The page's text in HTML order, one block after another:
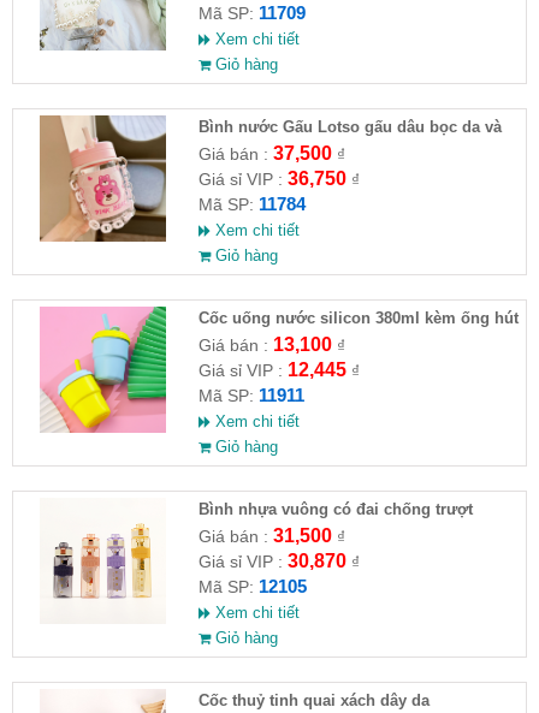
Mã SP: 11709
Xem chi tiết
Giỏ hàng
Bình nước Gấu Lotso gấu dâu bọc da và
dây xích đeo 400ml chống đổ nước
Giá bán : 37,500₫
Giá sỉ VIP : 36,750₫
Mã SP: 11784
Xem chi tiết
Giỏ hàng
Cốc uống nước silicon 380ml kèm ống hút
Giá bán : 13,100₫
Giá sỉ VIP : 12,445₫
Mã SP: 11911
Xem chi tiết
Giỏ hàng
Bình nhựa vuông có đai chống trượt
500ml
Giá bán : 31,500₫
Giá sỉ VIP : 30,870₫
Mã SP: 12105
Xem chi tiết
Giỏ hàng
Cốc thuỷ tinh quai xách dây da